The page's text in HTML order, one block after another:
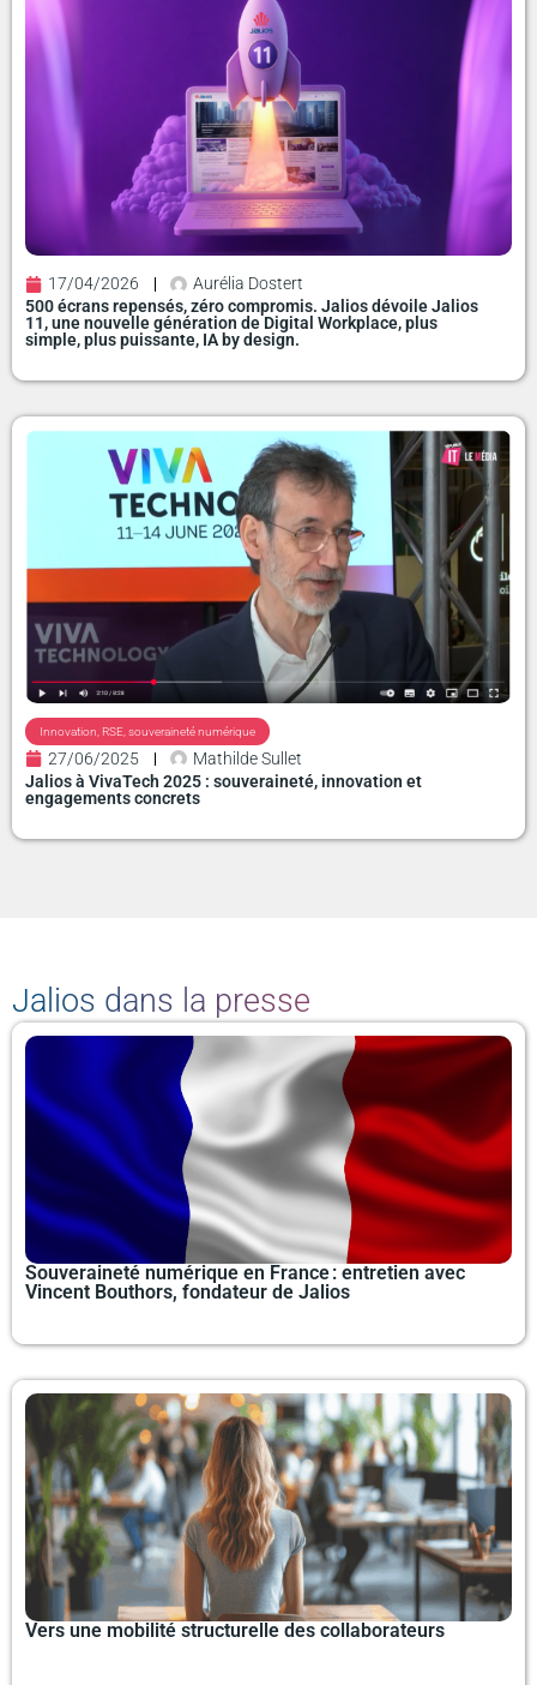
17/04/2026
Aurélia Dostert
500 écrans repensés, zéro compromis. Jalios dévoile Jalios
11, une nouvelle génération de Digital Workplace, plus
simple, plus puissante, IA by design.
Innovation RSE souveraineté numérique
27/06/2025
Mathilde Sullet
Jalios à VivaTech 2025 : souveraineté, innovation et
engagements concrets
Jalios dans la presse
Souveraineté numérique en France : entretien avec
Vincent Bouthors, fondateur de Jalios
Vers une mobilité structurelle des collaborateurs
P
a
P
a
g
P
g
P
P
a
P
g
e